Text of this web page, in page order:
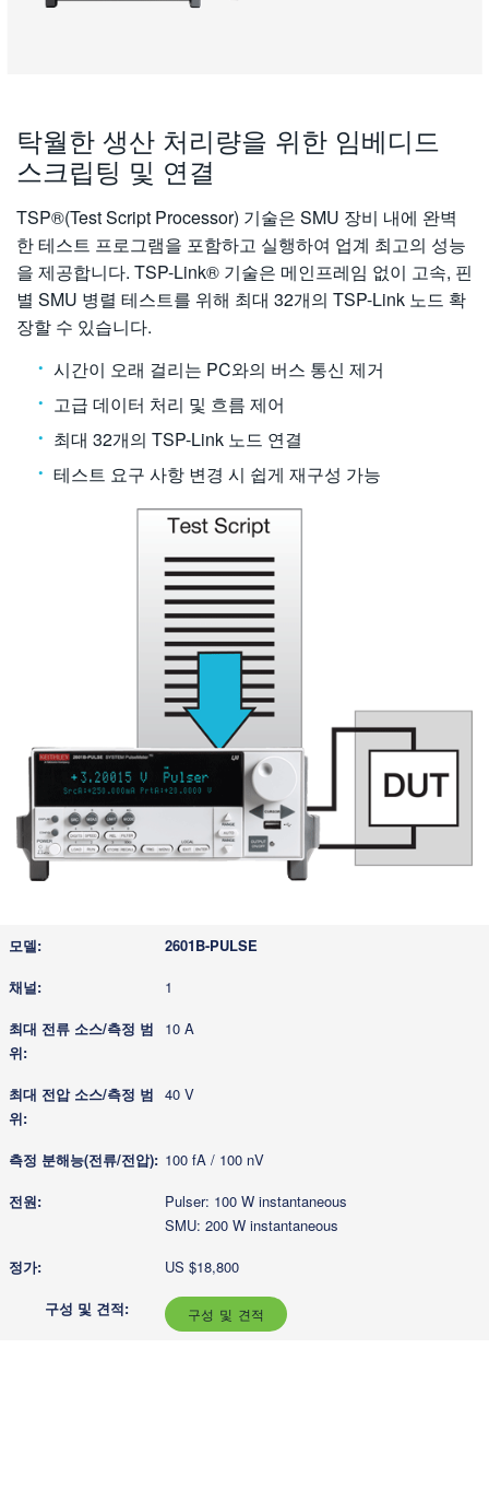
탁월한 생산 처리량을 위한 임베디드
스크립팅 및 연결
TSP®(Test Script Processor) 기술은 SMU 장비 내에 완벽
한 테스트 프로그램을 포함하고 실행하여 업계 최고의 성능
을 제공합니다. TSP-Link® 기술은 메인프레임 없이 고속, 핀
별 SMU 병렬 테스트를 위해 최대 32개의 TSP-Link 노드 확
장할 수 있습니다.
시간이 오래 걸리는 PC와의 버스 통신 제거
고급 데이터 처리 및 흐름 제어
최대 32개의 TSP-Link 노드 연결
테스트 요구 사항 변경 시 쉽게 재구성 가능
2601B-PULSE
1
10 A
40 V
100 fA / 100 nV
Pulser: 100 W instantaneous
SMU: 200 W instantaneous
US $18,800
구성 및 견적